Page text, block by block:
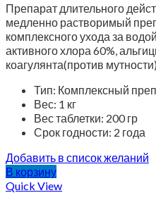
Препарат длительного
медленно растворимый
комплексного ухода за
активного хлора 60%,
коагулянта(против мутности).
Тип: Комплексный
Вес: 1 кг
Вес таблетки: 200 гр
Срок годности: 2 года
Добавить в список желаний
В корзину
Quick View